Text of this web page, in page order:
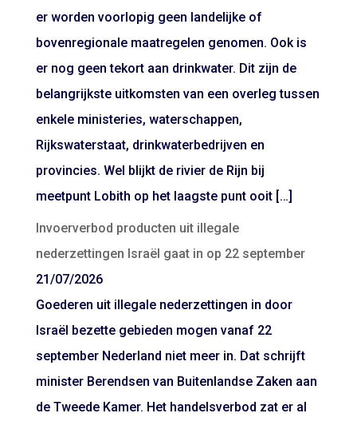
er worden voorlopig geen landelijke of
bovenregionale maatregelen genomen. Ook is
er nog geen tekort aan drinkwater. Dit zijn de
belangrijkste uitkomsten van een overleg tussen
enkele ministeries, waterschappen,
Rijkswaterstaat, drinkwaterbedrijven en
provincies. Wel blijkt de rivier de Rijn bij
meetpunt Lobith op het laagste punt ooit […]
Invoerverbod producten uit illegale
nederzettingen Israël gaat in op 22 september
21/07/2026
Goederen uit illegale nederzettingen in door
Israël bezette gebieden mogen vanaf 22
september Nederland niet meer in. Dat schrijft
minister Berendsen van Buitenlandse Zaken aan
de Tweede Kamer. Het handelsverbod zat er al